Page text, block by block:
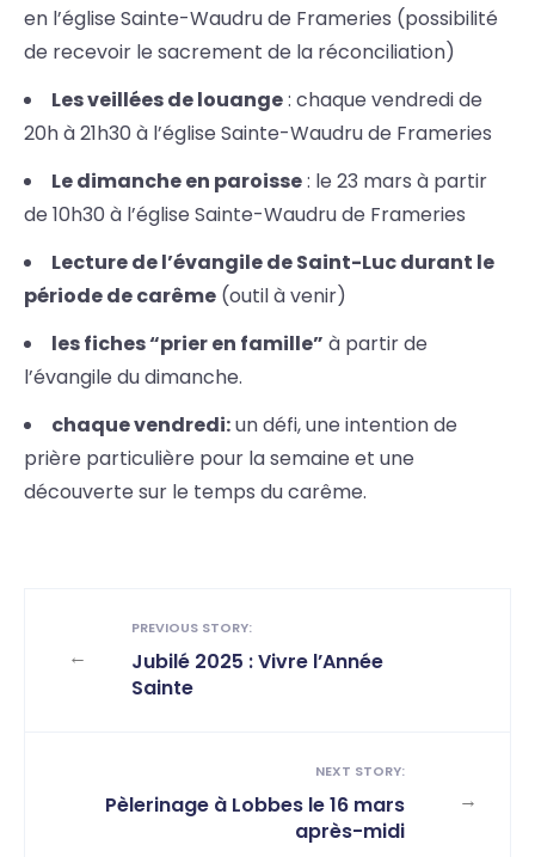
en l’église Sainte-Waudru de Frameries (possibilité
de recevoir le sacrement de la réconciliation)
Les veillées de louange: chaque vendredi de
20h à 21h30 à l’église Sainte-Waudru de Frameries
Le dimanche en paroisse: le 23 mars à partir
de 10h30 à l’église Sainte-Waudru de Frameries
Lecture de l’évangile de Saint-Luc durant le
période de carême (outil à venir)
les fiches “prier en famille” à partir de
l’évangile du dimanche.
chaque vendredi:un défi, une intention de
prière particulière pour la semaine et une
découverte sur le temps du carême.
←
PREVIOUS STORY:
Jubilé 2025 : Vivre l’Année
Sainte
→
NEXT STORY:
Pèlerinage à Lobbes le 16 mars
après-midi